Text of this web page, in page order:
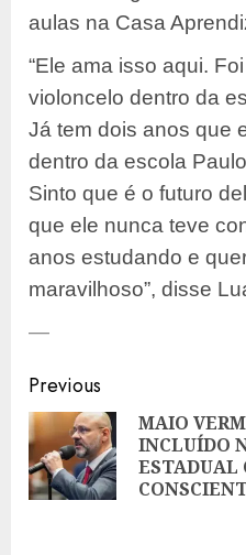
aulas na Casa
“Ele ama isso aqui.
violoncelo dentro da
Já tem dois anos que
dentro da escola
Sinto que é o futuro
que ele nunca teve
anos estudando e
maravilhoso”, disse
—
Post
navigation
Previous
MAIO
INCLUÍDO
ESTADUAL